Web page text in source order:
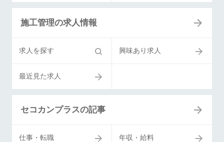
施工管理の求人情報
求人を探す 興味あり求人
最近見た求人
セコカンプラスの記事
仕事・転職 年収・給料